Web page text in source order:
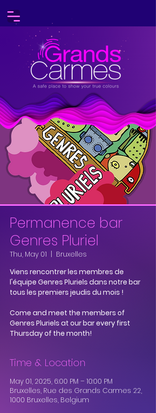
Permanence bar
Genres Pluriel
Thu, May 01
Bruxelles
Viens rencontrer les membres de
l'équipe Genres Pluriels dans notre bar
tous les premiers jeudis du mois !
Come and meet the members of
Genres Pluriels at our bar every first
Thursday of the month!
Time & Location
May 01, 2025, 6:00 PM – 10:00 PM
Bruxelles, Rue des Grands Carmes 22,
1000 Bruxelles, Belgium